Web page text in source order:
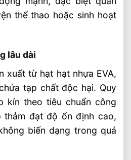
thể thao hoặc sinh hoạt
lâu dài
xuất từ hạt hạt nhựa EVA,
tạp chất độc hại. Quy
kín theo tiêu chuẩn công
thảm đạt độ ổn định cao,
biến dạng trong quá